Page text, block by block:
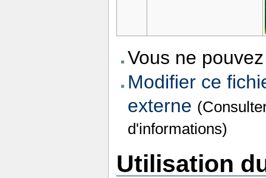
Vous ne
Modifier ce
externe
d'informations)
Utilisation